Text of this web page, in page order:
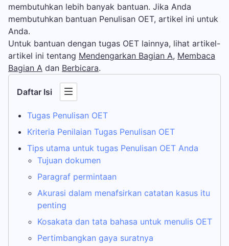
membutuhkan lebih banyak bantuan. Jika Anda
membutuhkan bantuan Penulisan OET, artikel ini untuk
Anda.
Untuk bantuan dengan tugas OET lainnya, lihat artikel-
artikel ini tentang Mendengarkan Bagian A, Membaca
Bagian A dan Berbicara.
Daftar Isi
Tugas Penulisan OET
Kriteria Penilaian Tugas Penulisan OET
Tips utama untuk tugas Penulisan OET Anda
Tujuan dokumen
Paragraf permintaan
Akurasi dalam menafsirkan catatan kasus itu
penting
Kosakata dan tata bahasa untuk menulis OET
Pertimbangkan gaya suratnya